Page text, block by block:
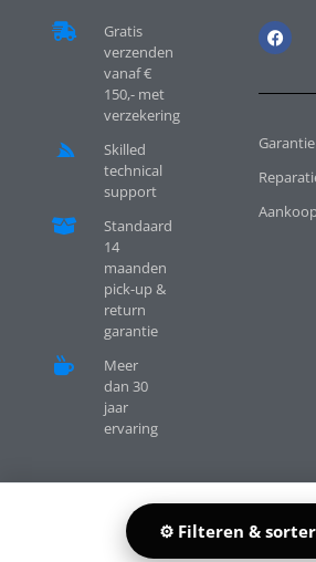
Gratis
verzenden
vanaf €
150,- met
verzekering
Skilled
technical
support
Standaard
14
maanden
pick-up &
return
garantie
Meer
dan 30
jaar
ervaring
Created by COMPUTEC